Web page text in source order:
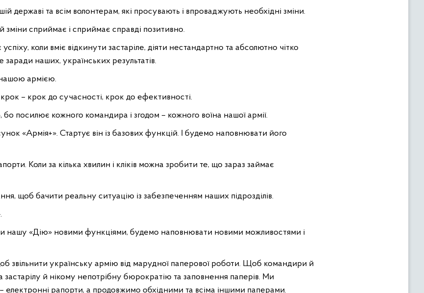
державі та всім волонтерам, які просувають і впроваджують необхідні зміни.
сприймає і сприймає справді позитивно.
коли вміє відкинути застаріле, діяти нестандартно та абсолютно чітко
наших, українських результатів.
армією.
– крок до сучасності, крок до ефективності.
посилює кожного командира і згодом – кожного воїна нашої армії.
«Армія+». Стартує він із базових функцій. І будемо наповнювати його
Коли за кілька хвилин і кліків можна зробити те, що зараз займає
щоб бачити реальну ситуацію із забезпеченням наших підрозділів.
нашу «Дію» новими функціями, будемо наповнювати новими можливостями і
звільнити українську армію від марудної паперової роботи. Щоб командири й
застарілу й нікому непотрібну бюрократію та заповнення паперів. Ми
електронні рапорти, а продовжимо обхідними та всіма іншими паперами.